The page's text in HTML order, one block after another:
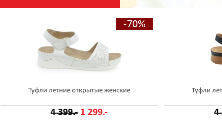
-70%
Туфли летние открытые женские
4 399.- 1 299.-
Туфли
4